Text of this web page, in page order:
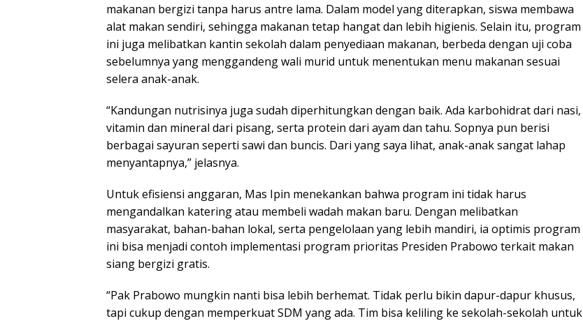
makanan bergizi tanpa harus antre lama. Dalam model yang diterapkan, siswa membawa
alat makan sendiri, sehingga makanan tetap hangat dan lebih higienis. Selain itu, program
ini juga melibatkan kantin sekolah dalam penyediaan makanan, berbeda dengan uji coba
sebelumnya yang menggandeng wali murid untuk menentukan menu makanan sesuai
selera anak-anak.
“Kandungan nutrisinya juga sudah diperhitungkan dengan baik. Ada karbohidrat dari nasi,
vitamin dan mineral dari pisang, serta protein dari ayam dan tahu. Sopnya pun berisi
berbagai sayuran seperti sawi dan buncis. Dari yang saya lihat, anak-anak sangat lahap
menyantapnya,” jelasnya.
Untuk efisiensi anggaran, Mas Ipin menekankan bahwa program ini tidak harus
mengandalkan katering atau membeli wadah makan baru. Dengan melibatkan
masyarakat, bahan-bahan lokal, serta pengelolaan yang lebih mandiri, ia optimis program
ini bisa menjadi contoh implementasi program prioritas Presiden Prabowo terkait makan
siang bergizi gratis.
“Pak Prabowo mungkin nanti bisa lebih berhemat. Tidak perlu bikin dapur-dapur khusus,
tapi cukup dengan memperkuat SDM yang ada. Tim bisa keliling ke sekolah-sekolah untuk